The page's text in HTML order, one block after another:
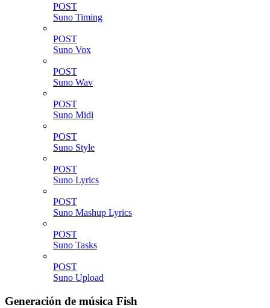
POST
Suno Timing
POST
Suno Vox
POST
Suno Wav
POST
Suno Midi
POST
Suno Style
POST
Suno Lyrics
POST
Suno Mashup Lyrics
POST
Suno Tasks
POST
Suno Upload
Generación de música Fish